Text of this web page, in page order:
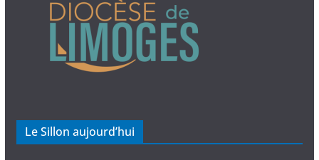
Le Sillon aujourd’hui